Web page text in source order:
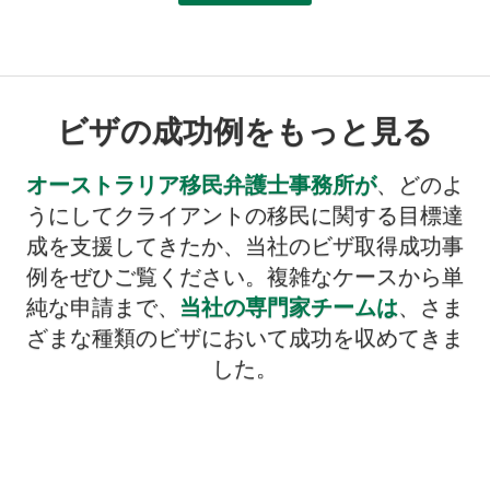
ビザの成功例をもっと見る
オーストラリア移民弁護士事務所が、どのよ
うにしてクライアントの移民に関する目標達
成を支援してきたか、当社のビザ取得成功事
例をぜひご覧ください。複雑なケースから単
純な申請まで、 当社の専門家チームは、さま
ざまな種類のビザにおいて成功を収めてきま
した。